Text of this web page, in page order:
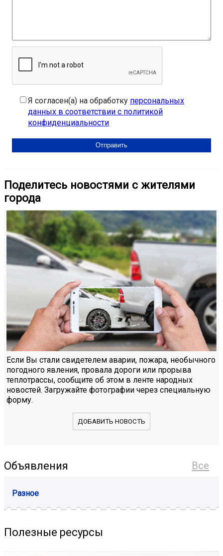
Я согласен(а) на обработку персональных
данных в соответствии с политикой
конфиденциальности
Поделитесь новостями с жителями
города
Если Вы стали свидетелем аварии, пожара, необычного
погодного явления, провала дороги или прорыва
теплотрассы, сообщите об этом в ленте народных
новостей. Загружайте фотографии через специальную
форму.
ДОБАВИТЬ НОВОСТЬ
Все
Объявления
Разное
Полезные ресурсы